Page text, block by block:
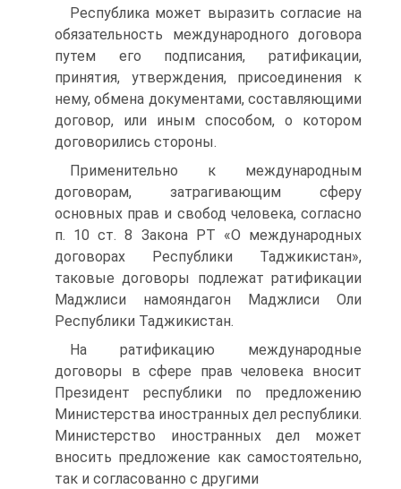
Республика может выразить согласие на
обязательность международного договора
путем его подписания, ратификации,
принятия, утверждения, присоединения к
нему, обмена документами, составляющими
договор, или иным способом, о котором
договорились стороны.
Применительно к международным
договорам, затрагивающим сферу
основных прав и свобод человека, согласно
п. 10 ст. 8 Закона РТ «О международных
договорах Республики Таджикистан»,
таковые договоры подлежат ратификации
Маджлиси намояндагон Маджлиси Оли
Республики Таджикистан.
На ратификацию международные
договоры в сфере прав человека вносит
Президент республики по предложению
Министерства иностранных дел республики.
Министерство иностранных дел может
вносить предложение как самостоятельно,
так и согласованно с другими